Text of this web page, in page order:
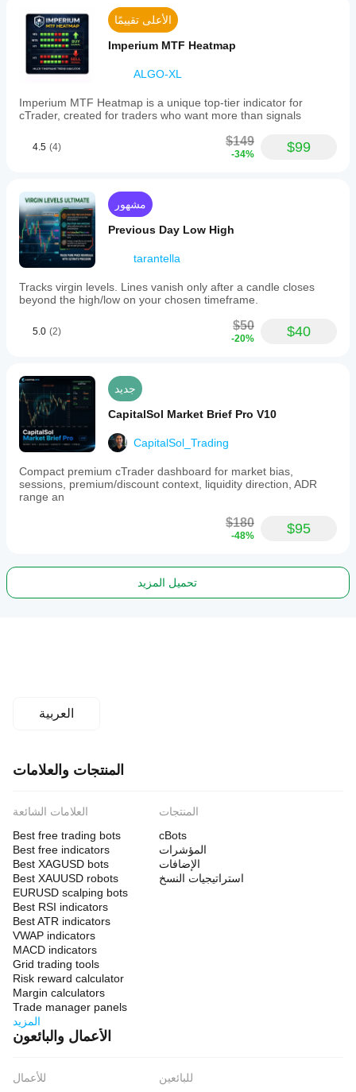
الأعلى تقييمًا
Imperium MTF Heatmap
ALGO-XL
Imperium MTF Heatmap is a unique top-tier indicator for
cTrader, created for traders who want more than signals
4.5 (4) $149
-34% $99
مشهور
Previous Day Low High
tarantella
Tracks virgin levels. Lines vanish only after a candle closes
beyond the high/low on your chosen timeframe.
5.0 (2) $50
-20% $40
جديد
CapitalSol Market Brief Pro V10
CapitalSol_Trading
Compact premium cTrader dashboard for market bias,
sessions, premium/discount context, liquidity direction, ADR
range an
$180
-48% $95
تحميل المزيد
العربية
المنتجات والعلامات
العلامات الشائعة
Best free trading bots
Best free indicators
Best XAGUSD bots
Best XAUUSD robots
EURUSD scalping bots
Best RSI indicators
Best ATR indicators
VWAP indicators
MACD indicators
Grid trading tools
Risk reward calculator
Margin calculators
Trade manager panels
المزيد
المنتجات
cBots
المؤشرات
الإضافات
استراتيجيات النسخ
الأعمال والبائعون
للأعمال
للبائعين